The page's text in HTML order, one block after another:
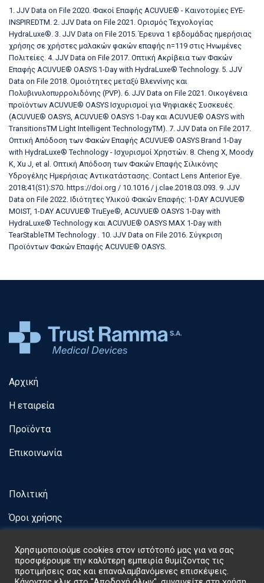
1. JJV Data on File 2020. Φακοί Επαφής ACUVUE® - Καινοτομίες EYE-
INSPIREDTM. 2. JJV Data on File 2021. Ορισμός Τεχνολογίας
HydraLuxe®. 3. JJV Data on File 2015. Έρευνα 1 εβδομάδας ημερήσιας
χρήσης σε χρήστες μαλακών φακών επαφής n=119 στις Ηνωμένες
Πολιτείες. 4. JJV Data on File 2017. Οπτική Ακρίβεια των Φακών
Επαφής ACUVUE® OASYS 1-Day with HydraLuxe® Technology. 5. JJV
Data on File 2018. Ομοιότητες μεταξύ Βλεννίνης και
Πολυβινυλοπυρρολιδόνης (PVP). 6. JJV Data on File 2021. Οικογένεια
προϊόντων ACUVUE® OASYS Ισχυρισμοί για Ψηφιακές Συσκευές.
(ACUVUE® OASYS, ACUVUE® OASYS 1-Day και ACUVUE® OASYS with
TransitionsTM Light Intelligent TechnologyTM). 7. JJV Data on File 2017.
Οπτική Απόδοση των Φακών Επαφής ACUVUE® OASYS Brand 1-Day
with HydraLuxe® Technology - Ισχυρισμοί Χρηστών. 8. Cheng X, Moody
K, Xu J, et al. Οπτική Απόδοση των Φακών Επαφής Σιλικόνης
Υδρογέλης Ημερήσιας Αντικατάστασης. Contact Lens Anterior Eye.
2018;41(S1):S70. https://doi.org / 10.1016 / j.clae.2018.03.093. 9. JJV
Data on File 2022. Ιδιότητες Υλικού Φακών Επαφής: 1-DAY ACUVUE®
MOIST, 1-DAY ACUVUE® TruEye®, ACUVUE® OASYS 1-Day with
HydraLuxe® Technology και ACUVUE® OASYS MAX 1-Day with
TearStableTM Technology . 10. JJV Data on File 2016. Σύγκριση
Προϊόντων Φακών Επαφής ACUVUE® OASYS.
Πολιτική
Όροι χρήσης
Αρχική
Η εταιρεία
Προϊόντα
Επικοινωνία
Χρησιμοποιούμε cookies στον ιστότοπό μας για να σας
προσφέρουμε την καλύτερη εμπειρία θυμίζοντας τις
προτιμήσεις σας και επαναλαμβανόμενες επισκέψεις.